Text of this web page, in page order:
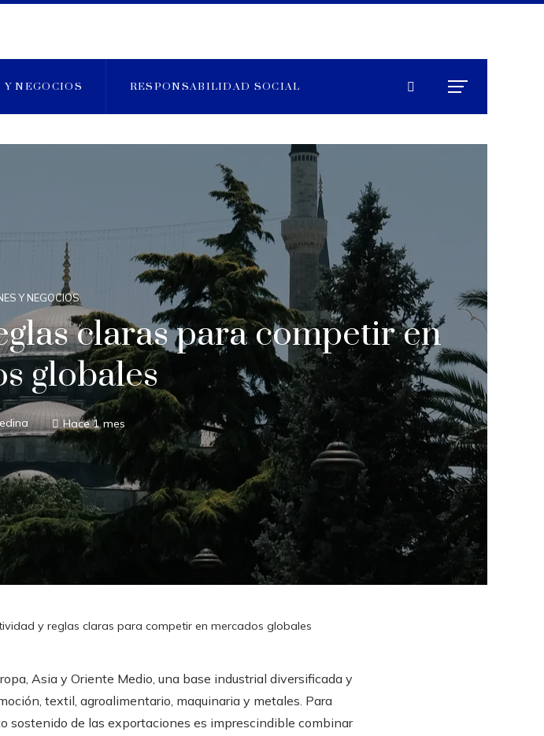
NEGOCIOS RESPONSABILIDAD SOCIAL
Y NEGOCIOS
claras para competir en
globales
Hace 1 mes
y reglas claras para competir en mercados globales
Asia y Oriente Medio, una base industrial diversificada y
textil, agroalimentario, maquinaria y metales. Para
sostenido de las exportaciones es imprescindible combinar